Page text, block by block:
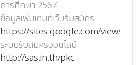
การศึกษา 2567
ข้อมูลเพิ่มเติมที่เว็บรับสมัคร
https://sites.google.com/view/
ระบบรับสมัครออนไลน์
http://sas.in.th/pkc